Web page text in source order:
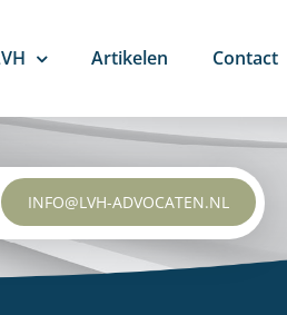
INFO@LVH-ADVOCATEN.NL
Artikelen Contact